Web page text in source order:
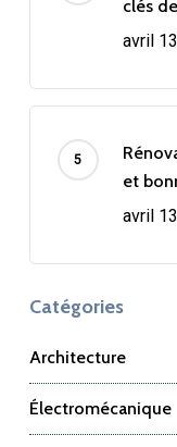
clés
avril
et
avril
Catégories
Architecture
Électromécanique